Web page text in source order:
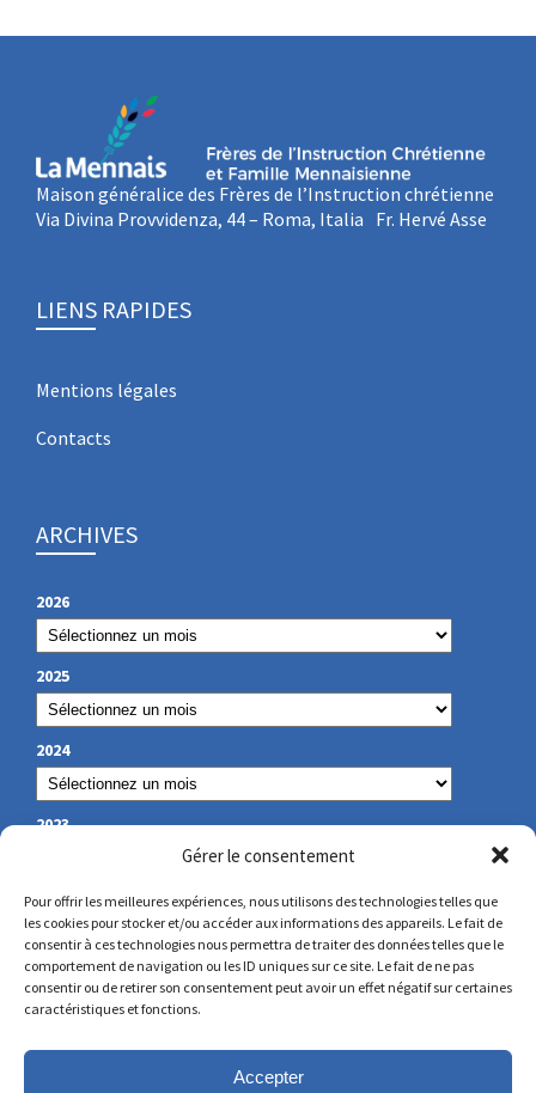
Gérer le consentement
Pour offrir les meilleures expériences, nous utilisons des technologies telles que
les cookies pour stocker et/ou accéder aux informations des appareils. Le fait de
consentir à ces technologies nous permettra de traiter des données telles que le
comportement de navigation ou les ID uniques sur ce site. Le fait de ne pas
consentir ou de retirer son consentement peut avoir un effet négatif sur certaines
caractéristiques et fonctions.
Accepter
Maison généralice des Frères de l’Instruction chrétienne
Via Divina Provvidenza, 44 – Roma, Italia Fr. Hervé Asse
LIENS RAPIDES
Mentions légales
Contacts
ARCHIVES
2026
2025
2024
2023
NOS COORDONNÉES
secretariat@lamennais.org